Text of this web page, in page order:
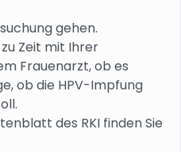
gehen.
Zeit mit Ihrer
Frauenarzt, ob es
ob die HPV-Impfung
des RKI finden Sie